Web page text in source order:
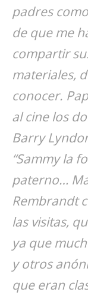
padres
de que me
compartir
materiales,
conocer.
al cine los
Barry
“Sammy la
paterno…
Rembrandt
las visitas,
ya que
y otros
que eran